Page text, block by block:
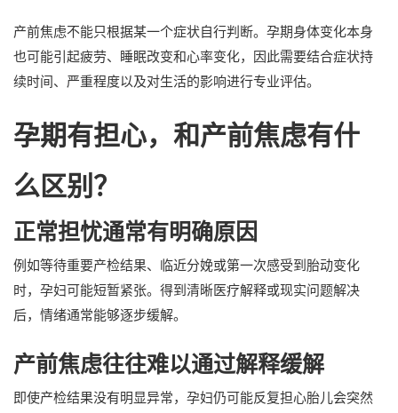
产前焦虑不能只根据某一个症状自行判断。孕期身体变化本身
也可能引起疲劳、睡眠改变和心率变化，因此需要结合症状持
续时间、严重程度以及对生活的影响进行专业评估。
孕期有担心，和产前焦虑有什
么区别？
正常担忧通常有明确原因
例如等待重要产检结果、临近分娩或第一次感受到胎动变化
时，孕妇可能短暂紧张。得到清晰医疗解释或现实问题解决
后，情绪通常能够逐步缓解。
产前焦虑往往难以通过解释缓解
即使产检结果没有明显异常，孕妇仍可能反复担心胎儿会突然